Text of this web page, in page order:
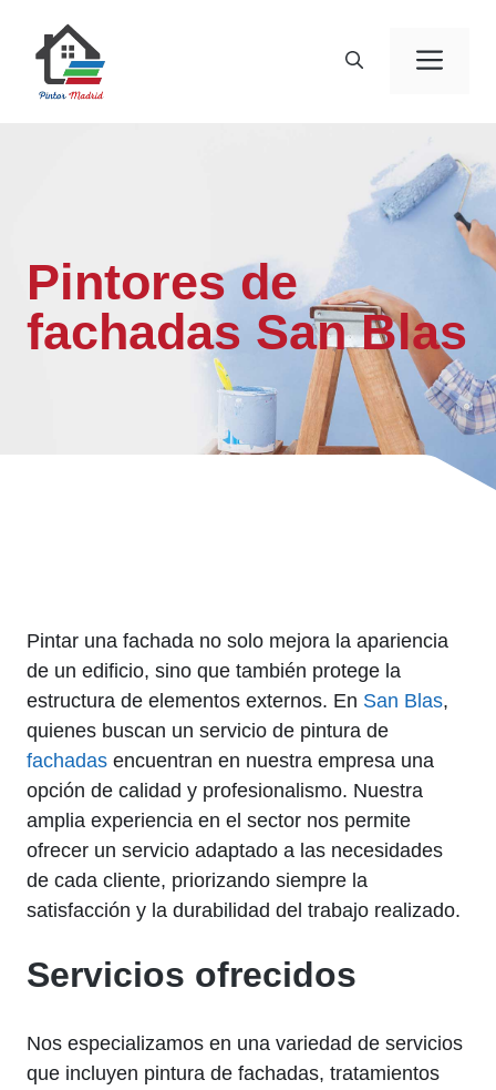
contenido
Pintores de
fachadas San Blas
Pintar una fachada no solo mejora la apariencia
de un edificio, sino que también protege la
estructura de elementos externos. En San Blas,
quienes buscan un servicio de pintura de
fachadas encuentran en nuestra empresa una
opción de calidad y profesionalismo. Nuestra
amplia experiencia en el sector nos permite
ofrecer un servicio adaptado a las necesidades
de cada cliente, priorizando siempre la
satisfacción y la durabilidad del trabajo realizado.
Servicios ofrecidos
Nos especializamos en una variedad de servicios
que incluyen pintura de fachadas, tratamientos